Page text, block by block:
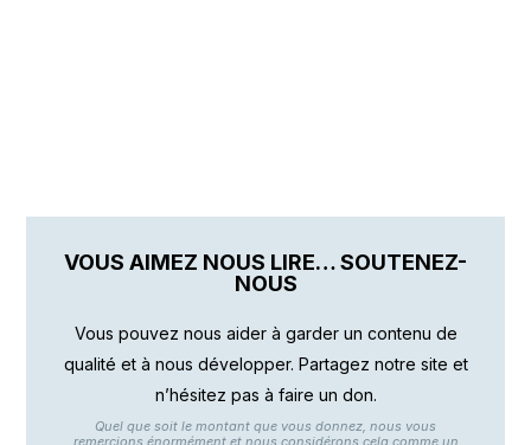
VOUS AIMEZ NOUS LIRE… SOUTENEZ-
NOUS
Vous pouvez nous aider à garder un contenu de
qualité et à nous développer. Partagez notre site et
n’hésitez pas à faire un don.
Quel que soit le montant que vous donnez, nous vous
remercions énormément et nous considérons cela comme un